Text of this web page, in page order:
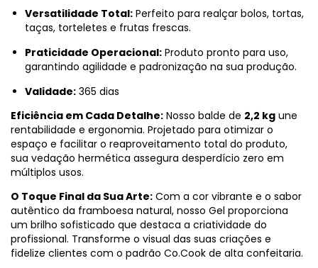
Versatilidade Total: Perfeito para realçar bolos, tortas,
taças, torteletes e frutas frescas.
Praticidade Operacional: Produto pronto para uso,
garantindo agilidade e padronização na sua produção.
Validade: 365 dias
Eficiência em Cada Detalhe: Nosso balde de 2,2 kg une
rentabilidade e ergonomia. Projetado para otimizar o
espaço e facilitar o reaproveitamento total do produto,
sua vedação hermética assegura desperdício zero em
múltiplos usos.
O Toque Final da Sua Arte: Com a cor vibrante e o sabor
autêntico da framboesa natural, nosso Gel proporciona
um brilho sofisticado que destaca a criatividade do
profissional. Transforme o visual das suas criações e
fidelize clientes com o padrão Co.Cook de alta confeitaria.